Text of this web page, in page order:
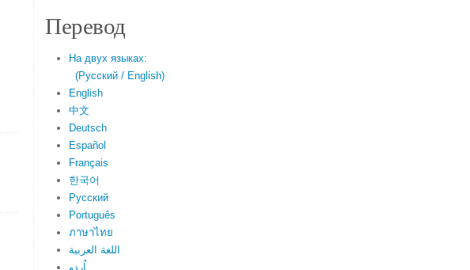
Перевод
На двух языках:
(Русский / English)
English
中文
Deutsch
Español
Français
한국어
Русский
Português
ภาษาไทย
اللغة العربية
اُردو